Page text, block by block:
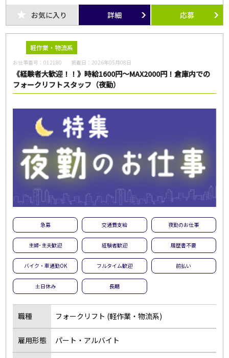
お気に入り 詳細 応募
軽作業・物流系
お仕事番号：012180 掲載日： 2026年05月08日
《経験者大歓迎！！》時給1600円～MAX2000円！倉庫内での
フォークリフトスタッフ（夜勤）
急募 交通費支給 夜勤のお仕事
主婦･主夫歓迎 経験者歓迎 履歴書不要
バイク・車通勤OK フルタイム歓迎 前払い
土日休み 長期
職種 フォークリフト (軽作業・物流系)
雇用形態 パート・アルバイト